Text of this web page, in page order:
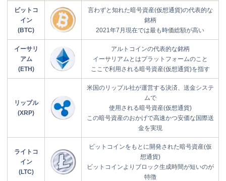
ビットコ
イン
(BTC)
言わずと知れた暗号資産(仮想通貨)の代表的な
銘柄
2021年7月現在では最も時価総額が高い
イーサリ
アム
(ETH)
アルトコインの代表的な銘柄
イーサリアムとはプラットフォームのこと
ここで利用される暗号資産(仮想通貨)を指す
リップル
(XRP)
米国のリップル社が運営する決済、送金システ
ムで
使用される暗号資産(仮想通貨)
この暗号資産のおかげで高速かつ安価な国際送
金を実現
ライトコ
イン
(LTC)
ビットコインをもとに開発された暗号資産(仮
想通貨)
ビットコインよりブロック生成時間が短いのが
特徴